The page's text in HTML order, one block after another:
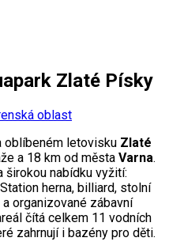
Zlaté Písky
oblast
oblíbeném letovisku Zlaté
a 18 km od města Varna.
širokou nabídku vyžití:
herna, billiard, stolní
organizované zábavní
čítá celkem 11 vodních
zahrnují i bazény pro děti.